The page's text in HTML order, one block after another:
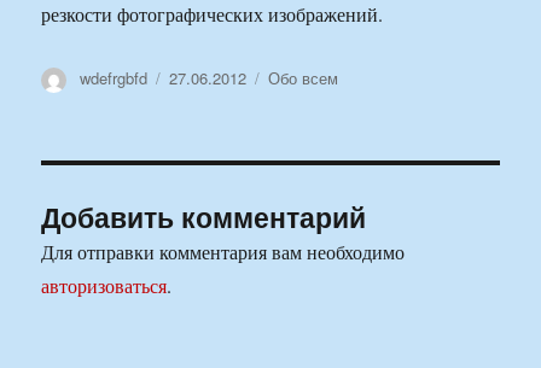
резкости фотографических изображений.
Автор
wdefrgbfd Опубликовано
27.06.2012 Рубрики
Обо всем
Добавить комментарий
Для отправки комментария вам необходимо
авторизоваться.